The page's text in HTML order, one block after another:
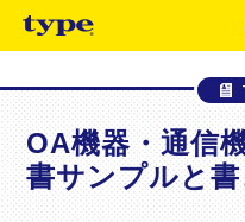
OA機器・通信
書サンプルと